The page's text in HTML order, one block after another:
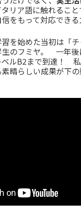
リア語に触れること
信をもって対応できる
を始めた当初は「
生のフミヤ。 一年後
ベルB2まで到達！
晴らしい成果が下